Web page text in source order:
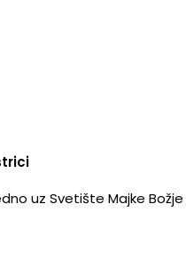
uz Svetište Majke